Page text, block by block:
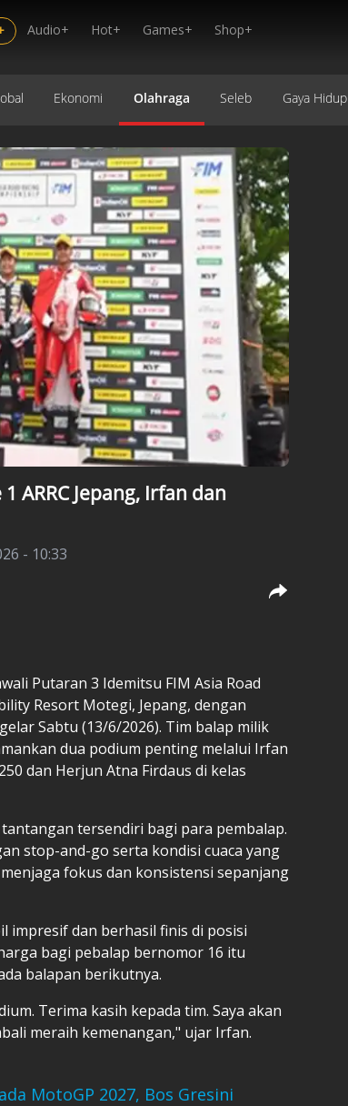
Audio+ Hot+ Games+ Shop+
Ekonomi Olahraga Seleb Gaya Hidup
ARRC Jepang, Irfan dan
- 10:33
Putaran 3 Idemitsu FIM Asia Road
Resort Motegi, Jepang, dengan
Sabtu (13/6/2026). Tim balap milik
dua podium penting melalui Irfan
dan Herjun Atna Firdaus di kelas
tersendiri bagi para pembalap.
stop-and-go serta kondisi cuaca yang
fokus dan konsistensi sepanjang
impresif dan berhasil finis di posisi
bagi pebalap bernomor 16 itu
balapan berikutnya.
Terima kasih kepada tim. Saya akan
meraih kemenangan," ujar Irfan.
MotoGP 2027, Bos Gresini